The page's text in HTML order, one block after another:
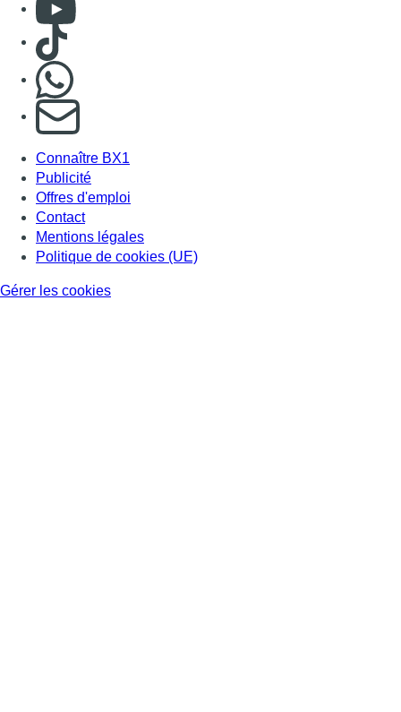
Consulter Youtube
Consulter TikTok
S'abonner à notre newsletter
Connaître BX1
Publicité
Offres d'emploi
Contact
Mentions légales
Politique de cookies (UE)
Gérer les cookies